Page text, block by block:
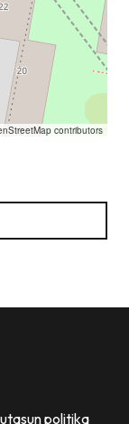
contributors
politika